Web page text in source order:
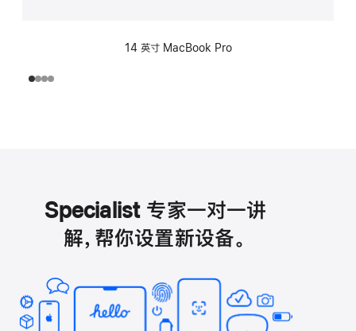
14 英寸 MacBook Pro
Specialist 专家一对一讲
解，帮你设置新设备。